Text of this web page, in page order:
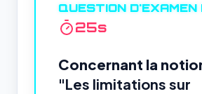
QUESTION D'EXAMEN
24s
Concernant la
"Les limitations sur